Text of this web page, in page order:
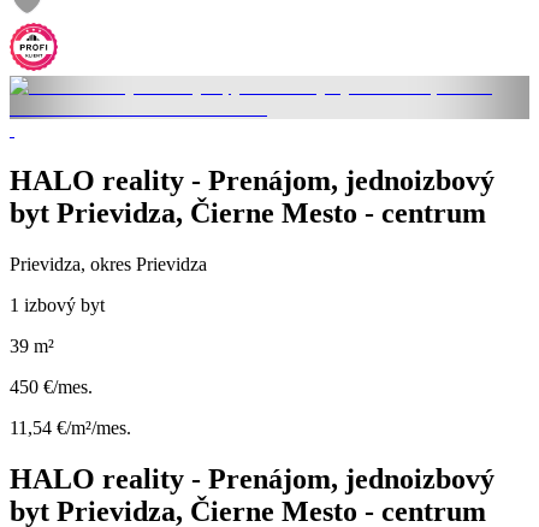
HALO reality - Prenájom, jednoizbový
byt Prievidza, Čierne Mesto - centrum
Prievidza, okres Prievidza
1 izbový byt
39 m²
450 €/mes.
11,54 €/m²/mes.
HALO reality - Prenájom, jednoizbový
byt Prievidza, Čierne Mesto - centrum